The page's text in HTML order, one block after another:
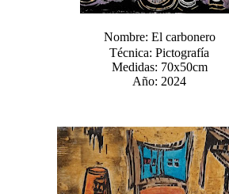
Nombre: El carbonero
Técnica: Pictografía
Medidas: 70x50cm
Año: 2024